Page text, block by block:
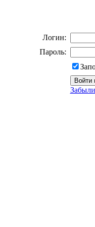
Логин:
Пароль: